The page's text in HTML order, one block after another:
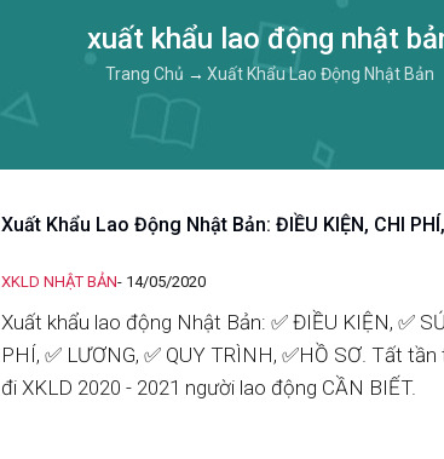
xuất khẩu lao động nhật
Trang Chủ → Xuất Khẩu Lao Động Nhật Bản
Xuất Khẩu Lao Động Nhật Bản: ĐIỀU KIỆN, CHI
XKLD NHẬT BẢN- 14/05/2020
Xuất khẩu lao động Nhật Bản: ✅ ĐIỀU KIỆN, ✅
PHÍ, ✅ LƯƠNG, ✅ QUY TRÌNH, ✅HỒ SƠ. Tất
đi XKLD 2020 - 2021 người lao động CẦN BIẾT.